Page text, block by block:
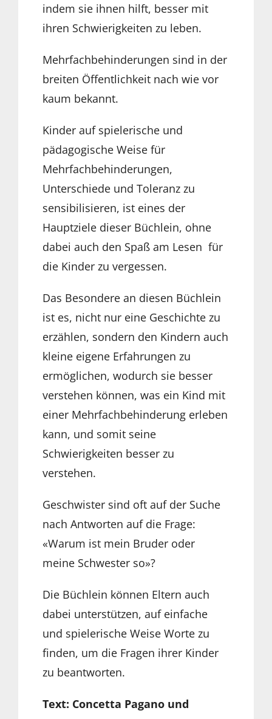
indem sie ihnen hilft, besser mit
ihren Schwierigkeiten zu leben.
Mehrfachbehinderungen sind in der
breiten Öffentlichkeit nach wie vor
kaum bekannt.
Kinder auf spielerische und
pädagogische Weise für
Mehrfachbehinderungen,
Unterschiede und Toleranz zu
sensibilisieren, ist eines der
Hauptziele dieser Büchlein, ohne
dabei auch den Spaß am Lesen für
die Kinder zu vergessen.
Das Besondere an diesen Büchlein
ist es, nicht nur eine Geschichte zu
erzählen, sondern den Kindern auch
kleine eigene Erfahrungen zu
ermöglichen, wodurch sie besser
verstehen können, was ein Kind mit
einer Mehrfachbehinderung erleben
kann, und somit seine
Schwierigkeiten besser zu
verstehen.
Geschwister sind oft auf der Suche
nach Antworten auf die Frage:
«Warum ist mein Bruder oder
meine Schwester so»?
Die Büchlein können Eltern auch
dabei unterstützen, auf einfache
und spielerische Weise Worte zu
finden, um die Fragen ihrer Kinder
zu beantworten.
Text: Concetta Pagano und